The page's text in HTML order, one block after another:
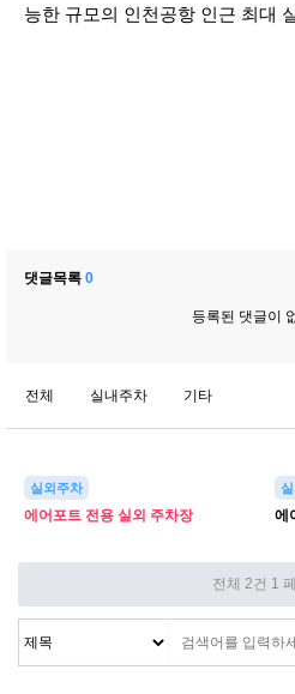
능한 규모의 인천공항 인근 최대
댓글목록 0
등록된 댓글이
전체 실내주차 기타
실외주차
에어포트 전용 실외 주차장 에
전체 2건 1